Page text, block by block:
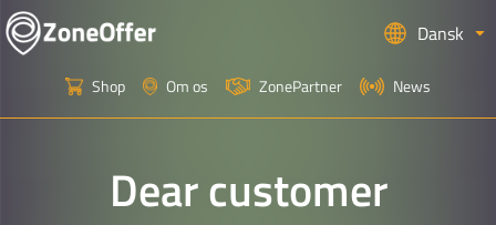
Dansk
Shop Om os ZonePartner News
Dear customer